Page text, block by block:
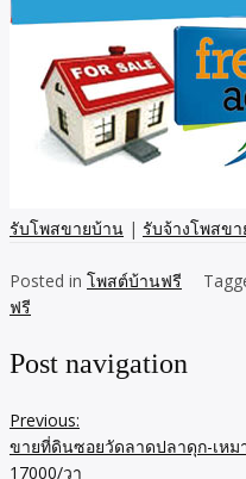
รับโพสขายบ้าน | รับจ้างโพสข
Posted in โพสต์บ้านฟรี
ฟรี
Post navigation
Previous:
ขายที่ดินซอยวัดลาดปลาดุก-เหม
17000/วา